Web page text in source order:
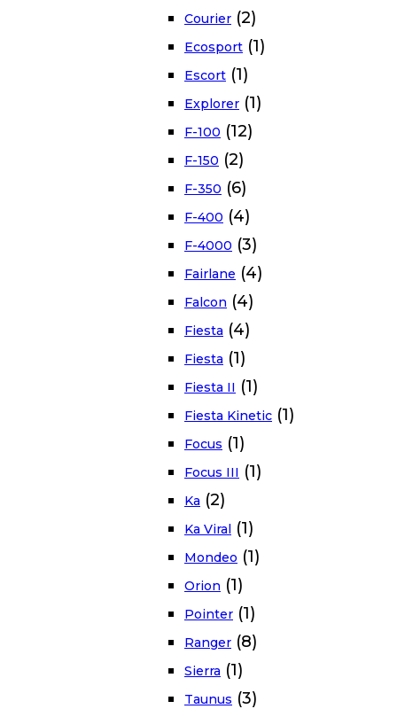
Courier (2)
Ecosport (1)
Escort (1)
Explorer (1)
F-100 (12)
F-150 (2)
F-350 (6)
F-400 (4)
F-4000 (3)
Fairlane (4)
Falcon (4)
Fiesta (4)
Fiesta (1)
Fiesta II (1)
Fiesta Kinetic (1)
Focus (1)
Focus III (1)
Ka (2)
Ka Viral (1)
Mondeo (1)
Orion (1)
Pointer (1)
Ranger (8)
Sierra (1)
Taunus (3)